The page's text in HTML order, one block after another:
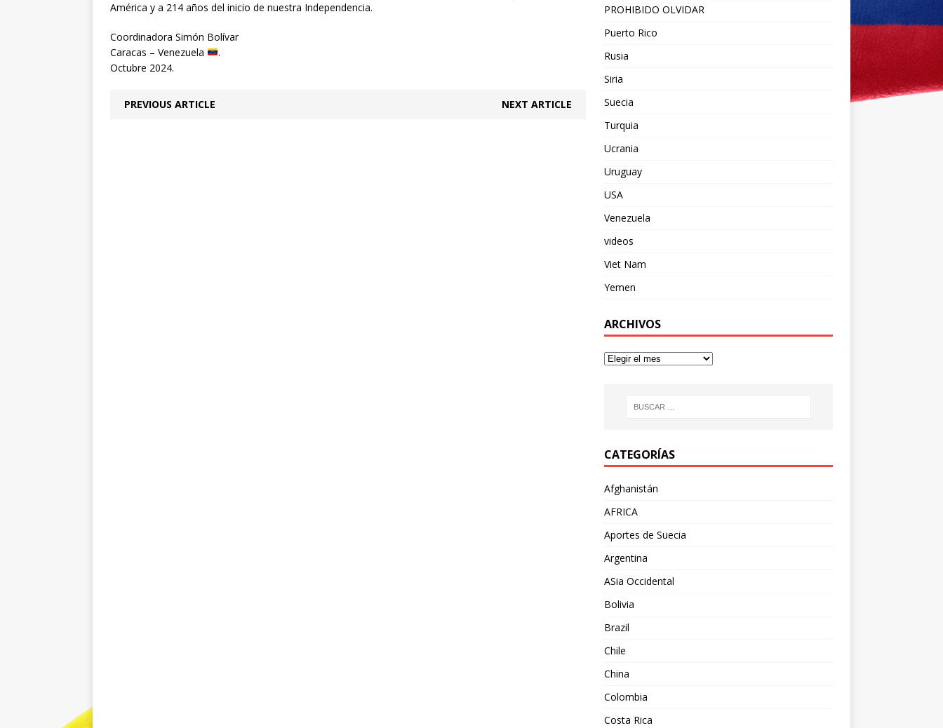
América y a 214 años del inicio de nuestra Independencia.
Coordinadora Simón Bolívar
Caracas – Venezuela
.
Octubre 2024.
PREVIOUS ARTICLE NEXT ARTICLE
PROHIBIDO OLVIDAR
Puerto Rico
Rusia
Siria
Suecia
Turquia
Ucrania
Uruguay
USA
Venezuela
videos
Viet Nam
Yemen
ARCHIVOS
CATEGORÍAS
Afghanistán
AFRICA
Aportes de Suecia
Argentina
ASia Occidental
Bolivia
Brazil
Chile
China
Colombia
Costa Rica